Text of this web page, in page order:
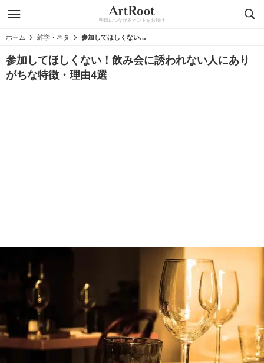
明日につながるヒントをお届け
ホーム 雑学・ネタ 参加してほしくない！飲み会に誘われない人にありがちな特徴・理由4選
参加してほしくない！飲み会に誘われない人にあり
がちな特徴・理由4選